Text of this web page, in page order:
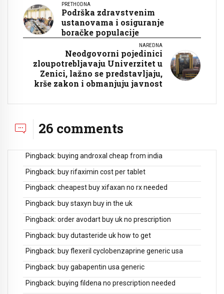
PRETHODNA
Podrška zdravstvenim
ustanovama i osiguranje
boračke populacije
NAREDNA
Neodgovorni pojedinici
zloupotrebljavaju Univerzitet u
Zenici, lažno se predstavljaju,
krše zakon i obmanjuju javnost
26 comments
Pingback: buying androxal cheap from india
Pingback: buy rifaximin cost per tablet
Pingback: cheapest buy xifaxan no rx needed
Pingback: buy staxyn buy in the uk
Pingback: order avodart buy uk no prescription
Pingback: buy dutasteride uk how to get
Pingback: buy flexeril cyclobenzaprine generic usa
Pingback: buy gabapentin usa generic
Pingback: buying fildena no prescription needed